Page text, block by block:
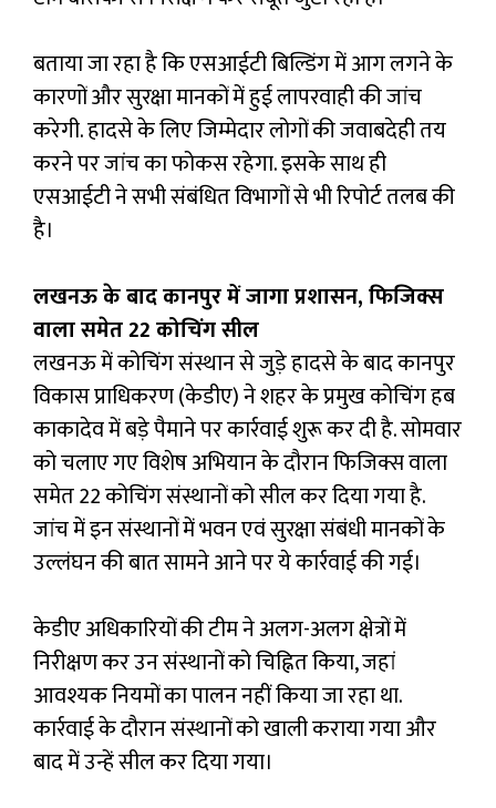
बताया जा रहा है कि एसआईटी बिल्डिंग में आग लगने के
कारणों और सुरक्षा मानकों में हुई लापरवाही की जांच
करेगी. हादसे के लिए जिम्मेदार लोगों की जवाबदेही तय
करने पर जांच का फोकस रहेगा. इसके साथ ही
एसआईटी ने सभी संबंधित विभागों से भी रिपोर्ट तलब की
है।
लखनऊ के बाद कानपुर में जागा प्रशासन, फिजिक्स
वाला समेत 22 कोचिंग सील
लखनऊ में कोचिंग संस्थान से जुड़े हादसे के बाद कानपुर
विकास प्राधिकरण (केडीए) ने शहर के प्रमुख कोचिंग हब
काकादेव में बड़े पैमाने पर कार्रवाई शुरू कर दी है. सोमवार
को चलाए गए विशेष अभियान के दौरान फिजिक्स वाला
समेत 22 कोचिंग संस्थानों को सील कर दिया गया है.
जांच में इन संस्थानों में भवन एवं सुरक्षा संबंधी मानकों के
उल्लंघन की बात सामने आने पर ये कार्रवाई की गई।
केडीए अधिकारियों की टीम ने अलग-अलग क्षेत्रों में
निरीक्षण कर उन संस्थानों को चिह्नित किया, जहां
आवश्यक नियमों का पालन नहीं किया जा रहा था.
कार्रवाई के दौरान संस्थानों को खाली कराया गया और
बाद में उन्हें सील कर दिया गया।